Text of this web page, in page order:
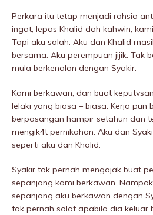
Perkara itu tetap menjadi rahsia
ingat, lepas Khalid dah kahwin,
Tapi aku salah. Aku dan Khalid
bersama. Aku perempuan jijik. Tak
mula berkenalan dengan Syakir.
Kami berkawan, dan buat
lelaki yang biasa – biasa. Kerja pun
berpasangan hampir setahun dan
mengik4t pernikahan. Aku dan
seperti aku dan Khalid.
Syakir tak pernah mengajak buat
sepanjang kami berkawan.
sepanjang aku berkawan dengan
tak pernah solat apabila dia keluar